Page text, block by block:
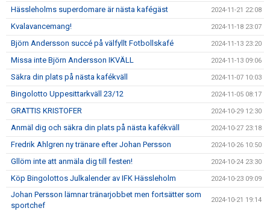
Hässleholms superdomare är nästa kafégäst 2024-11-21 22:08
Kvalavancemang! 2024-11-18 23:07
Björn Andersson succé på välfyllt Fotbollskafé 2024-11-13 23:20
Missa inte Björn Andersson IKVÄLL 2024-11-13 09:06
Säkra din plats på nästa kafékväll 2024-11-07 10:03
Bingolotto Uppesittarkväll 23/12 2024-11-05 08:17
GRATTIS KRISTOFER 2024-10-29 12:30
Anmäl dig och säkra din plats på nästa kafékväll 2024-10-27 23:18
Fredrik Ahlgren ny tränare efter Johan Persson 2024-10-26 10:50
Gllöm inte att anmäla dig till festen! 2024-10-24 23:30
Köp Bingolottos Julkalender av IFK Hässleholm 2024-10-23 09:09
Johan Persson lämnar tränarjobbet men fortsätter som
sportchef
2024-10-21 19:14